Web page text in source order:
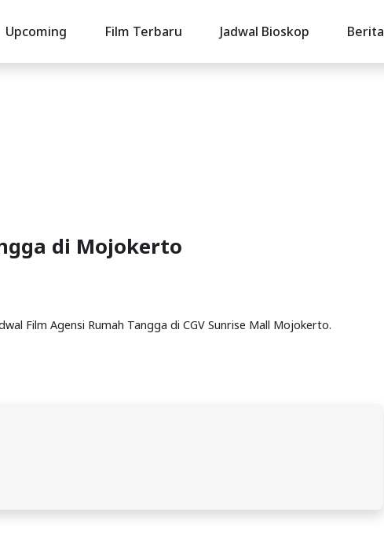
Upcoming Film Terbaru Jadwal Bioskop Berita
di Mojokerto
Film Agensi Rumah Tangga di CGV Sunrise Mall Mojokerto.